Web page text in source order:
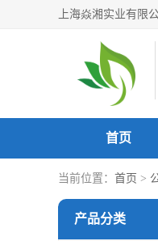
首页
当前位置： 首页 >
产品分类